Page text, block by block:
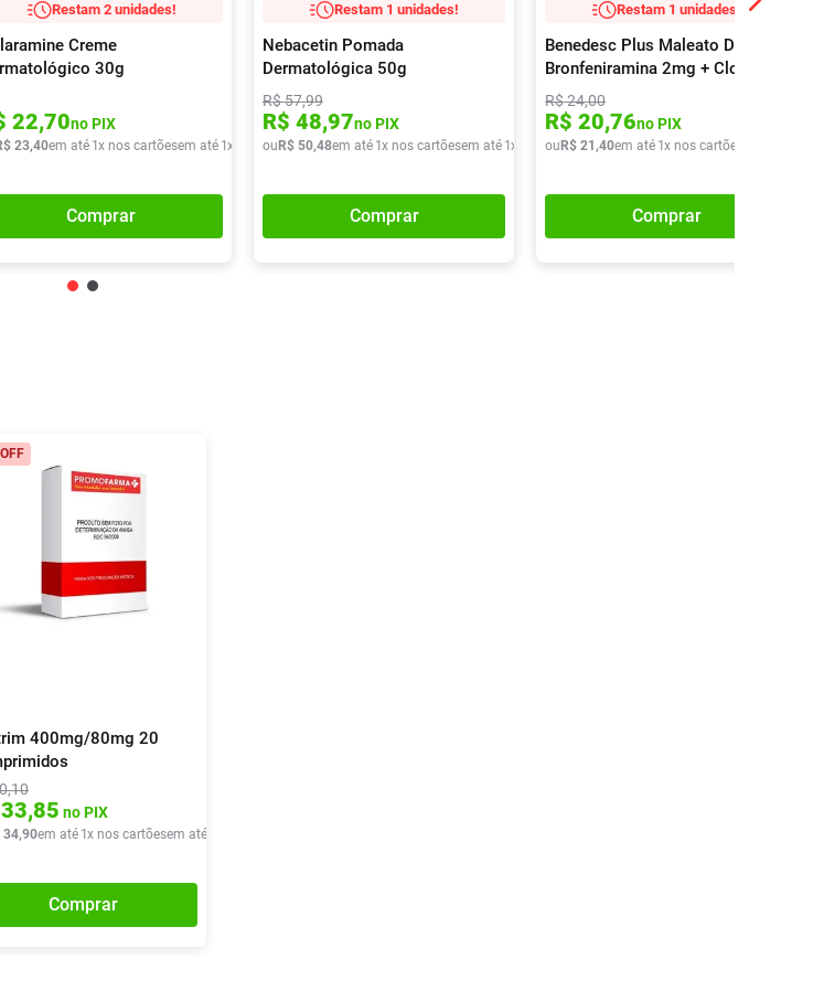
37,22
Restam 2 unidades!
Creme
30g
22,70no PIX
23,40em até 1x nos cartõesem até 1x de R$ 23,40
Comprar
Restam 1 unidades!
Nebacetin Pomada
Dermatológica 50g
R$57,99
R$ 48,97no PIX
ou R$ 50,48em até 1x nos cartõesem até 1x de R$ 50,48
Comprar
Restam 1 unidades!
Benedesc Plus Maleato De
Bronfeniramina 2mg + Cloridrato
De Fenilefrina 5mg Xarope
120ml
R$24,00
R$ 20,76no PIX
ou R$ 21 ,40em até 1x nos cartões
Comprar
OFF
400mg/80mg 20
,10
33,85 no PIX
34,90em até 1x nos cartõesem até
Comprar